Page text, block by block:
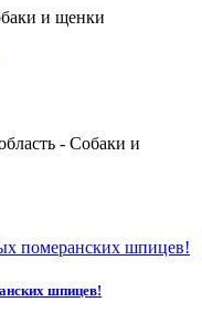
и щенки
- Собаки и
шпицев!